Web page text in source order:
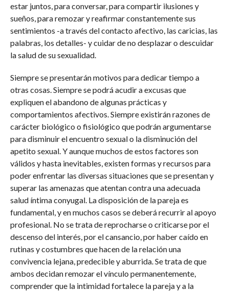
estar juntos, para conversar, para compartir ilusiones y
sueños, para remozar y reafirmar constantemente sus
sentimientos -a través del contacto afectivo, las caricias, las
palabras, los detalles- y cuidar de no desplazar o descuidar
la salud de su sexualidad.
Siempre se presentarán motivos para dedicar tiempo a
otras cosas. Siempre se podrá acudir a excusas que
expliquen el abandono de algunas prácticas y
comportamientos afectivos. Siempre existirán razones de
carácter biológico o fisiológico que podrán argumentarse
para disminuir el encuentro sexual o la disminución del
apetito sexual. Y aunque muchos de estos factores son
válidos y hasta inevitables, existen formas y recursos para
poder enfrentar las diversas situaciones que se presentan y
superar las amenazas que atentan contra una adecuada
salud íntima conyugal. La disposición de la pareja es
fundamental, y en muchos casos se deberá recurrir al apoyo
profesional. No se trata de reprocharse o criticarse por el
descenso del interés, por el cansancio, por haber caído en
rutinas y costumbres que hacen de la relación una
convivencia lejana, predecible y aburrida. Se trata de que
ambos decidan remozar el vínculo permanentemente,
comprender que la intimidad fortalece la pareja y a la